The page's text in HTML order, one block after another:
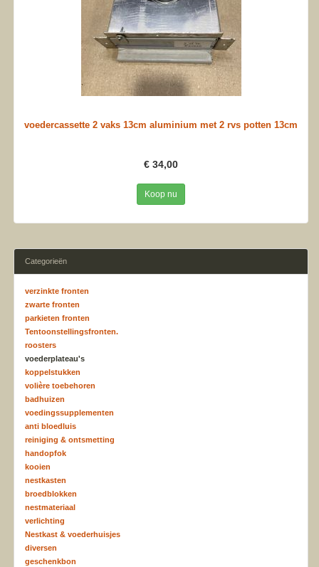
voedercassette 2 vaks 13cm aluminium met 2 rvs potten 13cm
€ 34,00
Koop nu
Categorieën
verzinkte fronten
zwarte fronten
parkieten fronten
Tentoonstellingsfronten.
roosters
voederplateau's
koppelstukken
volière toebehoren
badhuizen
voedingssupplementen
anti bloedluis
reiniging & ontsmetting
handopfok
kooien
nestkasten
broedblokken
nestmateriaal
verlichting
Nestkast & voederhuisjes
diversen
geschenkbon